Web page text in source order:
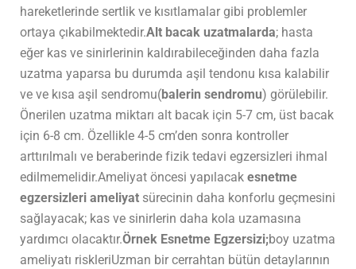
hareketlerinde sertlik ve kısıtlamalar gibi problemler
ortaya çıkabilmektedir.Alt bacak uzatmalarda; hasta
eğer kas ve sinirlerinin kaldırabileceğinden daha fazla
uzatma yaparsa bu durumda aşil tendonu kısa kalabilir
ve ve kısa aşil sendromu(balerin sendromu) görülebilir.
Önerilen uzatma miktarı alt bacak için 5-7 cm, üst bacak
için 6-8 cm. Özellikle 4-5 cm’den sonra kontroller
arttırılmalı ve beraberinde fizik tedavi egzersizleri ihmal
edilmemelidir.Ameliyat öncesi yapılacak esnetme
egzersizleri ameliyat sürecinin daha konforlu geçmesini
sağlayacak; kas ve sinirlerin daha kola uzamasına
yardımcı olacaktır.Örnek Esnetme Egzersizi;boy uzatma
ameliyatı riskleriUzman bir cerrahtan bütün detaylarının